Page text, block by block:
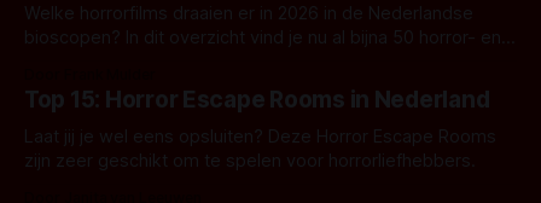
Welke horrorfilms draaien er in 2026 in de Nederlandse
bioscopen? In dit overzicht vind je nu al bijna 50 horror- en
Top 15: Horror Escape Rooms in Nederland
Laat jij je wel eens opsluiten? Deze Horror Escape Rooms
zijn zeer geschikt om te spelen voor horrorliefhebbers.